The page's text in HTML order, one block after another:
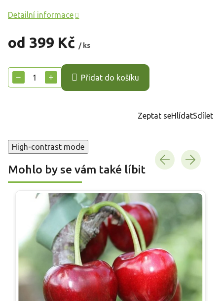
od 399 Kč / ks
cena:
+
− Přidat do košíku
Detailní informace
Zeptat seHlídatSdílet
High-contrast mode
Mohlo by se vám také líbit